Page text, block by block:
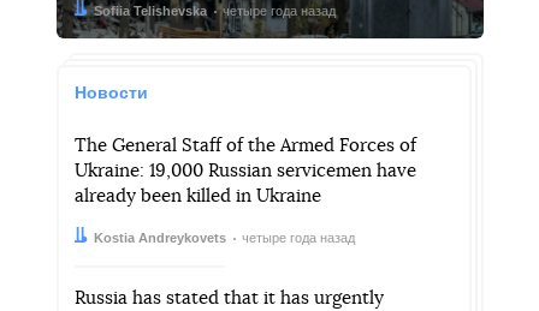
Автор:Sofiia Telishevska
Дата: четыре года назад
Новости
The General Staff of the Armed Forces of
Ukraine: 19,000 Russian servicemen have
already been killed in Ukraine
Автор:Kostia Andreykovets
Дата: четыре года назад
Russia has stated that it has urgently